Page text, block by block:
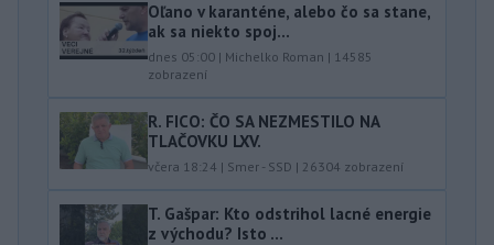
Oľano v karanténe, alebo čo sa stane,
ak sa niekto spoj...
dnes 05:00 | Michelko Roman | 14585
zobrazení
R. FICO: ČO SA NEZMESTILO NA
TLAČOVKU LXV.
včera 18:24 | Smer - SSD | 26304 zobrazení
T. Gašpar: Kto odstrihol lacné energie
z východu? Isto ...